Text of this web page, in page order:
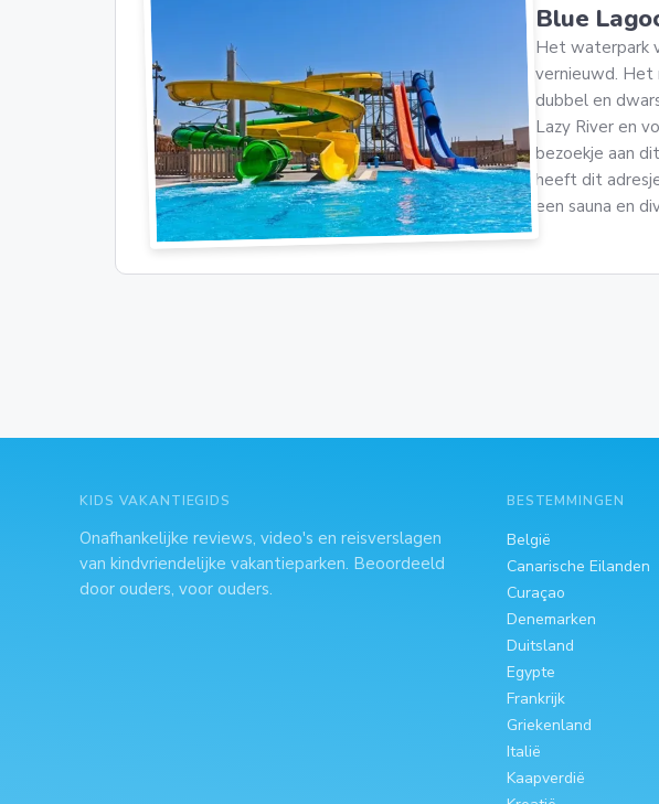
Blue
Het waterpark
vernieuwd. Het
dubbel en
Lazy River en
bezoekje aan
heeft dit
een sauna en
KIDS VAKANTIEGIDS
Onafhankelijke reviews, video's en reisverslagen
van kindvriendelijke vakantieparken. Beoordeeld
door ouders, voor ouders.
BESTEMMINGEN
België
Canarische Eilanden
Curaçao
Denemarken
Duitsland
Egypte
Frankrijk
Griekenland
Italië
Kaapverdië